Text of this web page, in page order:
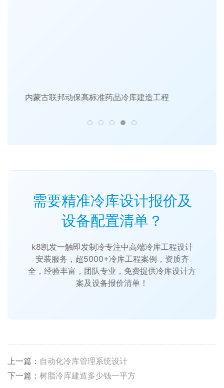
内蒙古联邦动保高标准药品冷库建造工程
需要精准冷库设计报价及
设备配置清单？
k8凯发一触即发制冷专注中高端冷库工程设计
安装服务，超5000+冷库工程案例，资质齐
全，经验丰富，团队专业，免费提供冷库设计方
案及设备报价清单！
上一篇： 自动化冷库管理系统设计
下一篇： 树脂冷库建造多少钱一平方